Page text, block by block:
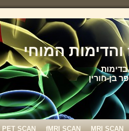
בן-חורין
MRI SCAN
fMRI SCAN
PET SCAN